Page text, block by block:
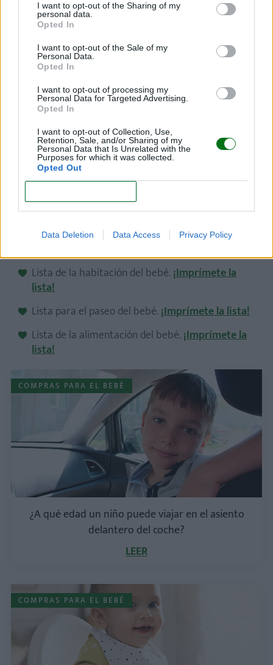
I want to opt-out of the Sharing of my
personal data.
Opted In
I want to opt-out of the Sale of my
Personal Data.
Opted In
I want to opt-out of processing my
Personal Data for Targeted Advertising.
Opted In
I want to opt-out of Collection, Use,
Retention, Sale, and/or Sharing of my
Personal Data that Is Unrelated with the
Purposes for which it was collected.
Opted Out
Data Deletion Data Access Privacy Policy
En la recta final del embarazo, los futuros papás
tienen que preparar
en sus primeros días, semanas y primeros meses
¡Toma nota para que no te falte de nada!
Lista del hospital para el bebé.¡Imprímete la
lista!
Lista del hospital para la mamá.¡Imprímete la
lista!
Lista de nacimiento: qué te pueden regalar.
¡Imprímete la lista!
Lista de la ropita del recién nacido.¡Imprímete la
Lista de la habitación del bebé. ¡Imprímete la
lista!
Lista para el paseo del bebé. ¡Imprímete la lista!
Lista de la alimentación del bebé. ¡Imprímete la
lista!
COMPRAS PARA EL BEBÉ
¿A qué edad un niño puede viajar en el asiento
delantero del coche?
LEER
COMPRAS PARA EL BEBÉ